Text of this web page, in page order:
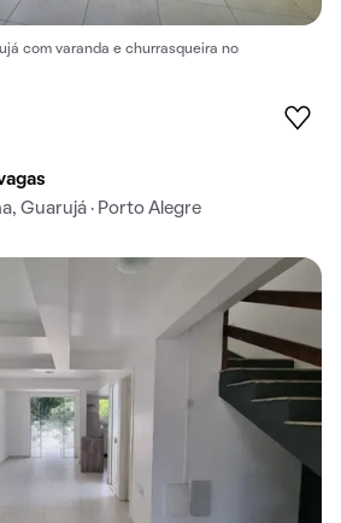
com varanda e churrasqueira no
Guarujá · Porto Alegre